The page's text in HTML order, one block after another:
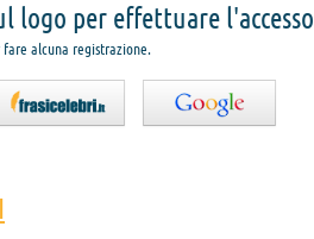
logo per effettuare l'accesso
alcuna registrazione.